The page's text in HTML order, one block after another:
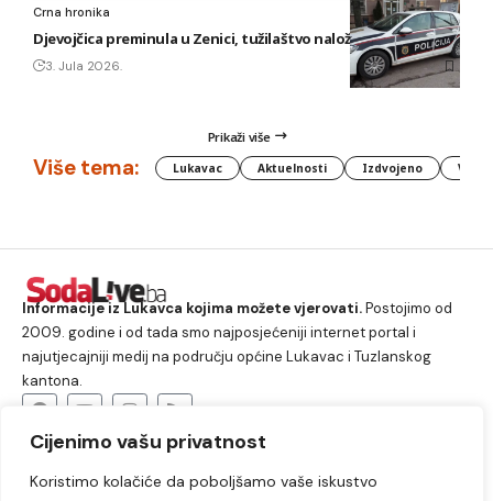
Cijenimo vašu privatnost
Koristimo kolačiće da poboljšamo vaše iskustvo
Crna hronika
Djevojčica preminula u Zenici, tužilaštvo naložilo obdukciju
3. Jula 2026.
Prikaži više
Više tema: Lukavac Aktuelnosti Izdvojeno
Informacije iz Lukavca kojima možete vjerovati.Postojimo od
2009. godine i od tada smo najposjećeniji internet portal i
najutjecajniji medij na području općine Lukavac i Tuzlanskog
kantona.
Lukavac Društvo Crna hronika Sport